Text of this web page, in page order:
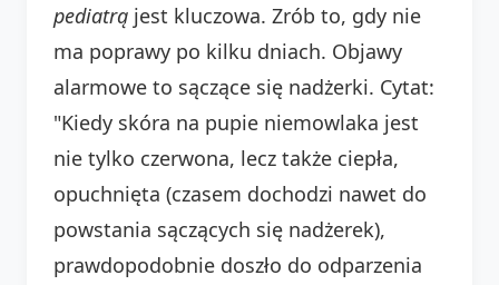
pediatrą jest kluczowa. Zrób to, gdy nie
ma poprawy po kilku dniach. Objawy
alarmowe to sączące się nadżerki. Cytat:
"Kiedy skóra na pupie niemowlaka jest
nie tylko czerwona, lecz także ciepła,
opuchnięta (czasem dochodzi nawet do
powstania sączących się nadżerek),
prawdopodobnie doszło do odparzenia